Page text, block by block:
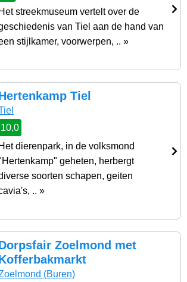
Het streekmuseum vertelt over de
van Tiel aan de hand van
stijlkamer, voorwerpen, .. »
Tiel
10,0
Het dierenpark, in de volksmond
geheten, herbergt
soorten schapen, geiten
.. »
Zoelmond met
(Buren)